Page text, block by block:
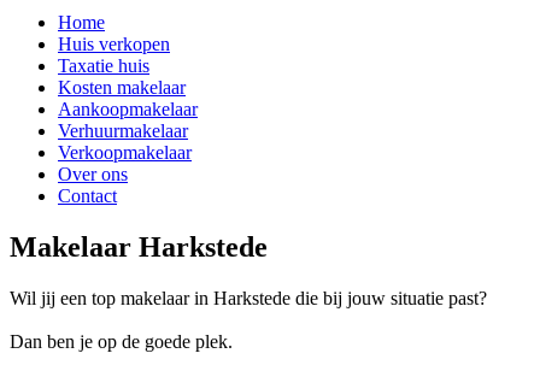
Home
Huis verkopen
Taxatie huis
Kosten makelaar
Aankoopmakelaar
Verhuurmakelaar
Verkoopmakelaar
Over ons
Contact
Makelaar Harkstede
Wil jij een top makelaar in Harkstede die bij jouw situatie past?
Dan ben je op de goede plek.